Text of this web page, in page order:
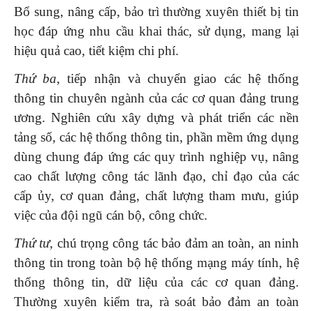
Bổ sung, nâng cấp, bảo trì thường xuyên thiết bị tin
học đáp ứng nhu cầu khai thác, sử dụng, mang lại
hiệu quả cao, tiết kiệm chi phí.
Thứ ba, tiếp nhận và chuyển giao các hệ thống
thông tin chuyên ngành của các cơ quan đảng trung
ương. Nghiên cứu xây dựng và phát triển các nền
tảng số, các hệ thống thông tin, phần mềm ứng dụng
dùng chung đáp ứng các quy trình nghiệp vụ, nâng
cao chất lượng công tác lãnh đạo, chỉ đạo của các
cấp ủy, cơ quan đảng, chất lượng tham mưu, giúp
việc của đội ngũ cán bộ, công chức.
Thứ tư, chú trọng công tác bảo đảm an toàn, an ninh
thông tin trong toàn bộ hệ thống mạng máy tính, hệ
thống thông tin, dữ liệu của các cơ quan đảng.
Thường xuyên kiểm tra, rà soát bảo đảm an toàn